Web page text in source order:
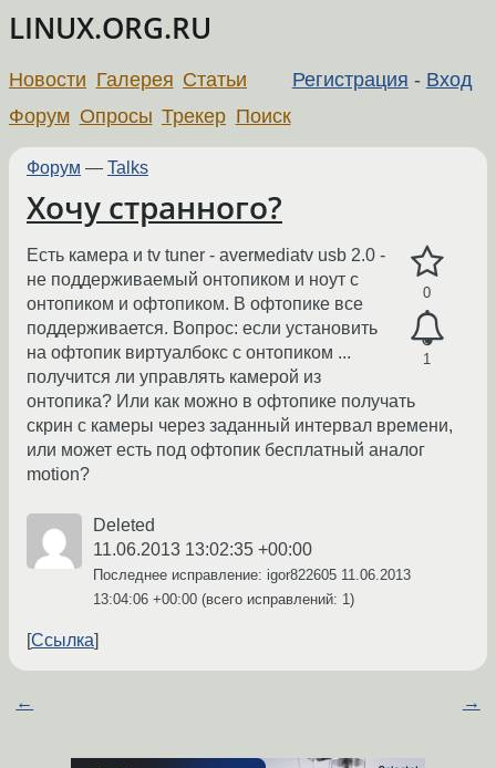
LINUX.ORG.RU
Регистрация - Вход
Новости Галерея Статьи
Форум Опросы Трекер Поиск
Форум — Talks
Хочу странного?
0
1
Есть камера и tv tuner - averмediatv usb 2.0 -
не поддерживаемый онтопиком и ноут с
онтопиком и офтопиком. В офтопике все
поддерживается. Вопрос: если установить
на офтопик виртуалбокс с онтопиком ...
получится ли управлять камерой из
онтопика? Или как можно в офтопике получать
скрин с камеры через заданный интервал времени,
или может есть под офтопик бесплатный аналог
motion?
Deleted
11.06.2013 13:02:35 +00:00
Последнее исправление: igor822605 11.06.2013
13:04:06 +00:00 (всего исправлений: 1)
Ссылка
← →